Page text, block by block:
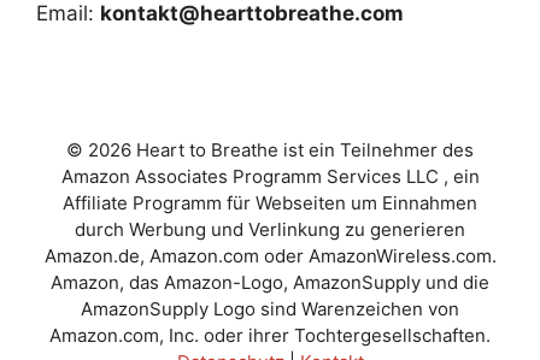
Email: kontakt@hearttobreathe.com
© 2026 Heart to Breathe ist ein Teilnehmer des
Amazon Associates Programm Services LLC , ein
Affiliate Programm für Webseiten um Einnahmen
durch Werbung und Verlinkung zu generieren
Amazon.de, Amazon.com oder AmazonWireless.com.
Amazon, das Amazon-Logo, AmazonSupply und die
AmazonSupply Logo sind Warenzeichen von
Amazon.com, Inc. oder ihrer Tochtergesellschaften.